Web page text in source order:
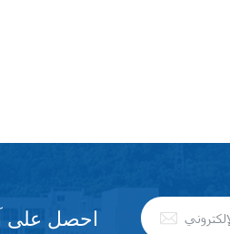
احصل على